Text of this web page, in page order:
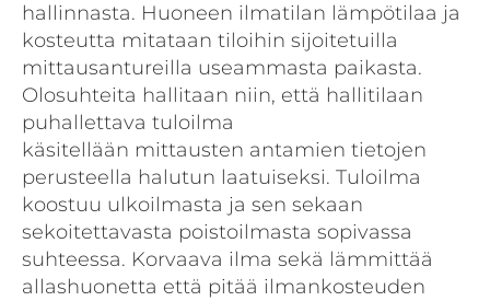
hallinnasta. Huoneen ilmatilan lämpötilaa ja
kosteutta mitataan tiloihin sijoitetuilla
mittausantureilla useammasta paikasta.
Olosuhteita hallitaan niin, että hallitilaan
puhallettava tuloilma
käsitellään mittausten antamien tietojen
perusteella halutun laatuiseksi. Tuloilma
koostuu ulkoilmasta ja sen sekaan
sekoitettavasta poistoilmasta sopivassa
suhteessa. Korvaava ilma sekä lämmittää
allashuonetta että pitää ilmankosteuden